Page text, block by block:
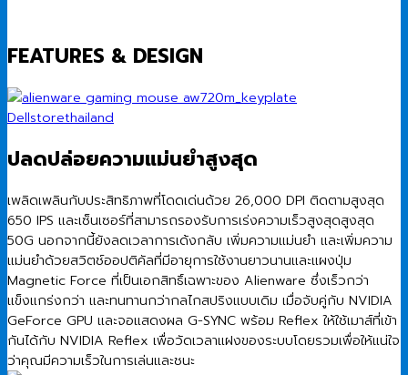
FEATURES & DESIGN
ปลดปล่อยความแม่นยำสูงสุด
เพลิดเพลินกับประสิทธิภาพที่โดดเด่นด้วย 26,000 DPI ติดตามสูงสุด
650 IPS และเซ็นเซอร์ที่สามารถรองรับการเร่งความเร็วสูงสุดสูงสุด
50G นอกจากนี้ยังลดเวลาการเด้งกลับ เพิ่มความแม่นยำ และเพิ่มความ
แม่นยำด้วยสวิตช์ออปติคัลที่มีอายุการใช้งานยาวนานและแผงปุ่ม
Magnetic Force ที่เป็นเอกสิทธิ์เฉพาะของ Alienware ซึ่งเร็วกว่า
แข็งแกร่งกว่า และทนทานกว่ากลไกสปริงแบบเดิม เมื่อจับคู่กับ NVIDIA
GeForce GPU และจอแสดงผล G-SYNC พร้อม Reflex ให้ใช้เมาส์ที่เข้า
กันได้กับ NVIDIA Reflex เพื่อวัดเวลาแฝงของระบบโดยรวมเพื่อให้แน่ใจ
ว่าคุณมีความเร็วในการเล่นและชนะ